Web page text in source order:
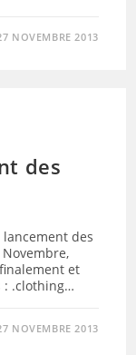
NOVEMBRE 2013
des
des
et
: .clothing…
NOVEMBRE 2013